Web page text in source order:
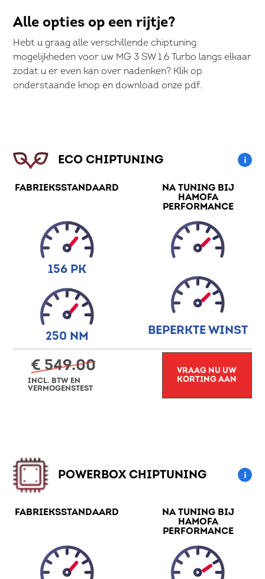
Alle opties op een rijtje?
Hebt u graag alle verschillende chiptuning
mogelijkheden voor uw MG 3 SW 1.6 Turbo langs elkaar
zodat u er even kan over nadenken? Klik op
onderstaande knop en download onze pdf.
ECO CHIPTUNING
FABRIEKSSTANDAARD
NA TUNING BIJ
HAMOFA
PERFORMANCE
156 PK
250 NM BEPERKTE WINST
€ 549.00
INCL. BTW EN
VERMOGENSTEST
VRAAG NU UW
KORTING AAN
POWERBOX CHIPTUNING
FABRIEKSSTANDAARD
NA TUNING BIJ
HAMOFA
PERFORMANCE